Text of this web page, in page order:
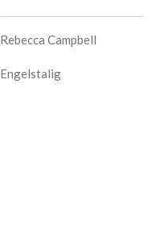
Rebecca Campbell
Engelstalig